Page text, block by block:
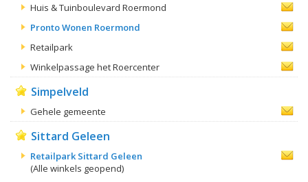
Huis & Tuinboulevard Roermond
Pronto Wonen Roermond
Retailpark
Winkelpassage het Roercenter
Simpelveld
Gehele gemeente
Sittard Geleen
Retailpark Sittard Geleen
(Alle winkels geopend)